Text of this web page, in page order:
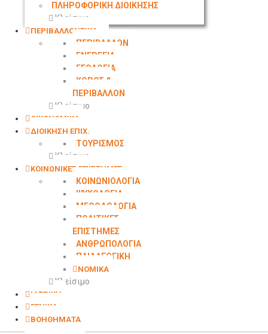
ΠΛΗΡΟΦΟΡΙΚΗ ΔΙΟΙΚΗΣΗΣ
Κλείσιμο
ΠΕΡΙΒΑΛΛΟΝΤΙΚΑ
ΠΕΡΙΒΑΛΛΟΝ
ΕΝΕΡΓΕΙΑ
ΓΕΩΛΟΓΙΑ
ΧΩΡΟΣ &
ΠΕΡΙΒΑΛΛΟΝ
Κλείσιμο
ΟΙΚΟΝΟΜΙΚΑ
ΔΙΟΙΚΗΣΗ ΕΠΙΧ.
ΤΟΥΡΙΣΜΟΣ
Κλείσιμο
ΚΟΙΝΩΝΙΚΕΣ ΕΠΙΣΤΗΜΕΣ
ΚΟΙΝΩΝΙΟΛΟΓΙΑ
ΨΥΧΟΛΟΓΙΑ
ΜΕΘΟΔΟΛΟΓΙΑ
ΠΟΛΙΤΙΚΕΣ
ΕΠΙΣΤΗΜΕΣ
ΑΝΘΡΩΠΟΛΟΓΙΑ
ΠΑΙΔΑΓΩΓΙΚΗ
ΝΟΜΙΚΑ
Κλείσιμο
ΙΑΤΡΙΚΗ
ΓΕΝΙΚΑ
ΒΟΗΘΗΜΑΤΑ